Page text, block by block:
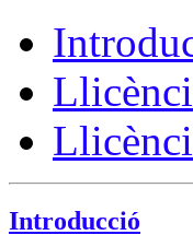
Introducció